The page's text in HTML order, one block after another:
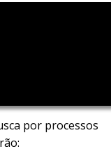
por processos